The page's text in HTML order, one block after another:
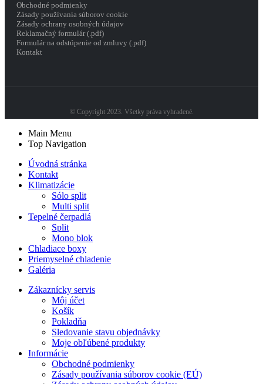
Obchodné podmienky
Zásady používania súborov cookie
Zásady ochrany osobných údajov
Reklamačný formulár (.pdf)
Formulár na odstúpenie od zmluvy (.pdf)
Kontakt
© Copyright 2023. Všetky práva vyhradené.
Main Menu
Top Navigation
Úvodná stránka
Kontakt
Klimatizácie
Sólo split
Multi split
Tepelné čerpadlá
Split
Mono blok
Chladiace boxy
Priemyselné chladenie
Galéria
Zákaznícky servis
Môj účet
Košík
Pokladňa
Sledovanie stavu objednávky
Moje obľúbené produkty
Informácie
Obchodné podmienky
Zásady používania súborov cookie (EÚ)